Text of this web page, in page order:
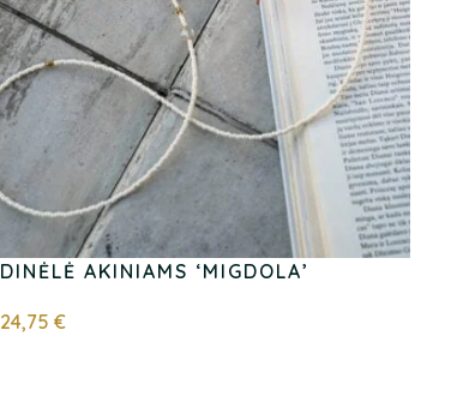
AKINIAMS ‘MIGDOLA’
24,75€